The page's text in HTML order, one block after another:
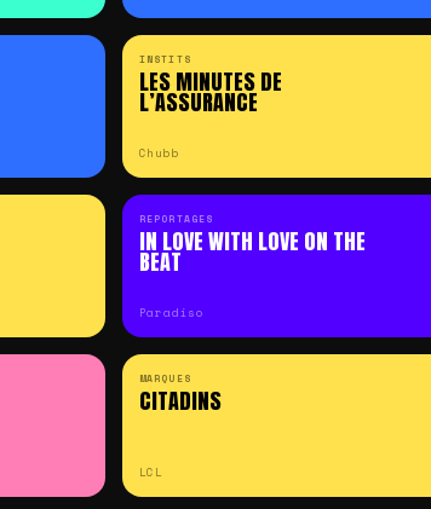
INSTITS
LES MINUTES DE
L’ASSURANCE
Chubb
REPORTAGES
IN LOVE WITH LOVE ON THE
BEAT
Paradiso
MARQUES
CITADINS
LCL